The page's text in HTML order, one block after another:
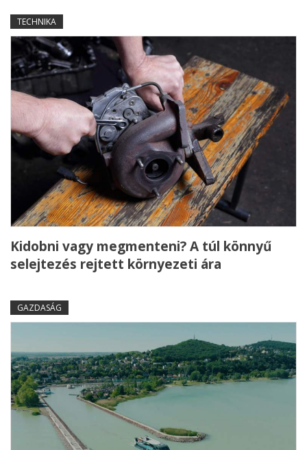
TECHNIKA
Kidobni vagy megmenteni? A túl könnyű
selejtezés rejtett környezeti ára
GAZDASÁG